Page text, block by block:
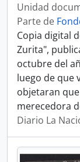
Unidad
Parte de
Copia digital
Zurita",
octubre del
luego de que
objetaran
merecedora
Diario La